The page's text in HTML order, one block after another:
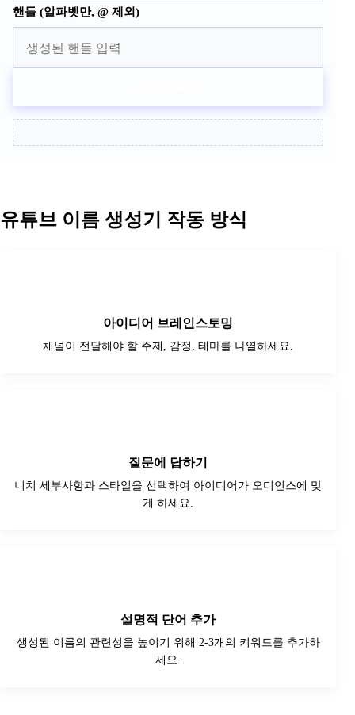
핸들 (알파벳만, @ 제외)
유튜브 이름 생성기 작동 방식
아이디어 브레인스토밍
채널이 전달해야 할 주제, 감정, 테마를 나열하세요.
질문에 답하기
니치 세부사항과 스타일을 선택하여 아이디어가 오디언스에 맞
게 하세요.
설명적 단어 추가
생성된 이름의 관련성을 높이기 위해 2-3개의 키워드를 추가하
세요.